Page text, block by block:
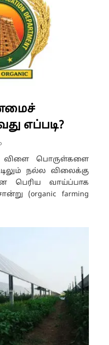
எப்படி?
விளை பொருள்களை
நல்ல விலைக்கு
பெரிய வாய்ப்பாக
(organic farming